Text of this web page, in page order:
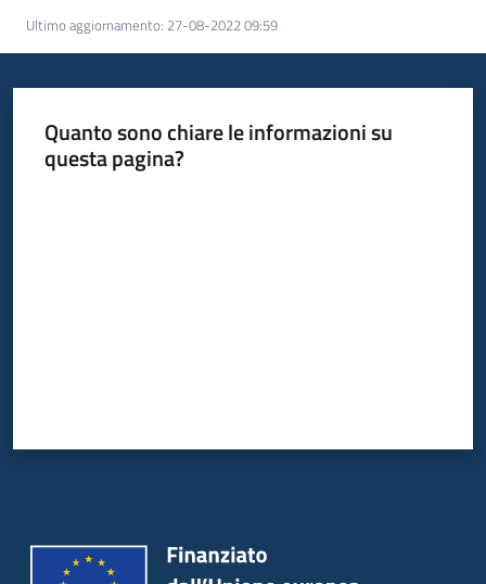
Ultimo aggiornamento: 27-08-2022 09:59
Quanto sono chiare le informazioni su
questa pagina?